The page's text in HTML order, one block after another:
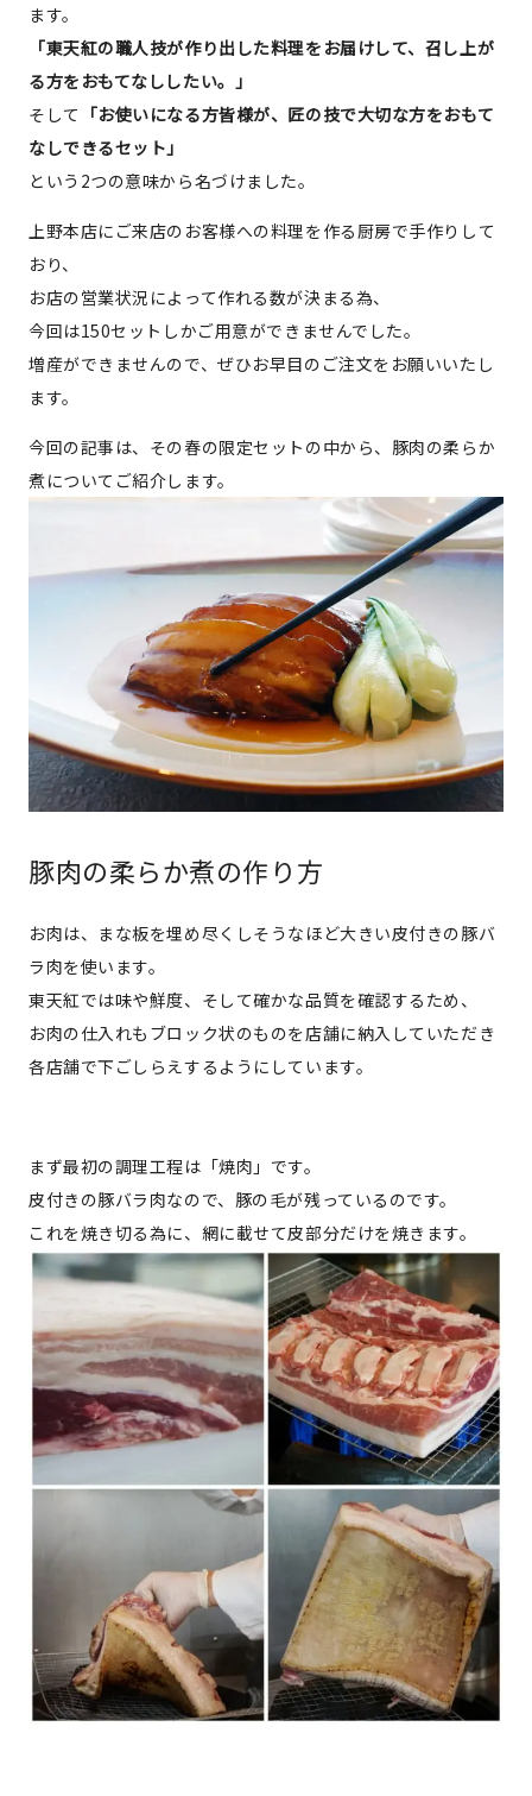
ます。
「東天紅の職人技が作り出した料理をお届けして、召し上が
る方をおもてなししたい。」
そして 「お使いになる方皆様が、匠の技で大切な方をおもて
なしできるセット」
という2つの意味から名づけました。
上野本店にご来店のお客様への料理を作る厨房で手作りして
おり、
お店の営業状況によって作れる数が決まる為、
今回は150セットしかご用意ができませんでした。
増産ができませんので、ぜひお早目のご注文をお願いいたし
ます。
今回の記事は、その春の限定セットの中から、豚肉の柔らか
煮についてご紹介します。
豚肉の柔らか煮の作り方
お肉は、まな板を埋め尽くしそうなほど大きい皮付きの豚バ
ラ肉を使います。
東天紅では味や鮮度、そして確かな品質を確認するため、
お肉の仕入れもブロック状のものを店舗に納入していただき
各店舗で下ごしらえするようにしています。
まず最初の調理工程は「焼肉」です。
皮付きの豚バラ肉なので、豚の毛が残っているのです。
これを焼き切る為に、網に載せて皮部分だけを焼きます。